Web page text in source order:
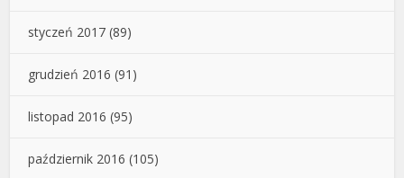
styczeń 2017 (89)
grudzień 2016 (91)
listopad 2016 (95)
październik 2016 (105)